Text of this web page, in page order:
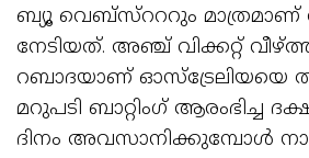
ബ്യൂ വെബ്സ്റററും മാത്രമാണ്
നേടിയത്. അഞ്ച് വിക്കറ്റ്
റബാദയാണ് ഓസ്‌ട്രേലിയയെ
മറുപടി ബാറ്റിംഗ് ആരംഭിച്ച
ദിനം അവസാനിക്കുമ്പോള്‍